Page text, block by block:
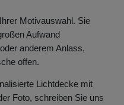
Motivauswahl. Sie
Aufwand
anderem Anlass,
offen.
Lichtdecke mit
Foto, schreiben Sie uns